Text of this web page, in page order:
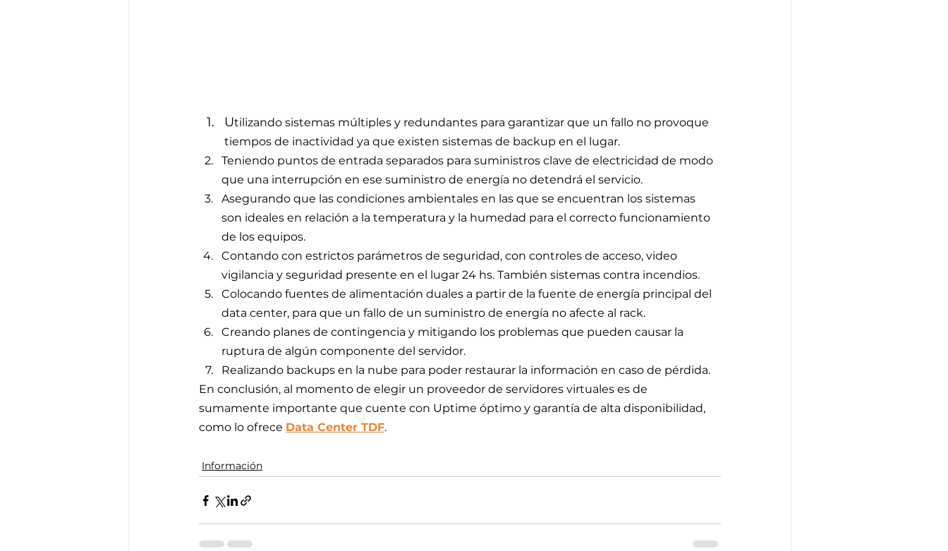
Utilizando sistemas múltiples y redundantes para garantizar que un fallo no provoque
tiempos de inactividad ya que existen sistemas de backup en el lugar.
Teniendo puntos de entrada separados para suministros clave de electricidad de modo
que una interrupción en ese suministro de energía no detendrá el servicio.
Asegurando que las condiciones ambientales en las que se encuentran los sistemas
son ideales en relación a la temperatura y la humedad para el correcto funcionamiento
de los equipos.
Contando con estrictos parámetros de seguridad, con controles de acceso, video
vigilancia y seguridad presente en el lugar 24 hs. También sistemas contra incendios.
Colocando fuentes de alimentación duales a partir de la fuente de energía principal del
data center, para que un fallo de un suministro de energía no afecte al rack.
Creando planes de contingencia y mitigando los problemas que pueden causar la
ruptura de algún componente del servidor.
Realizando backups en la nube para poder restaurar la información en caso de pérdida.
En conclusión, al momento de elegir un proveedor de servidores virtuales es de
sumamente importante que cuente con Uptime óptimo y garantía de alta disponibilidad,
como lo ofrece Data Center TDF.
Información